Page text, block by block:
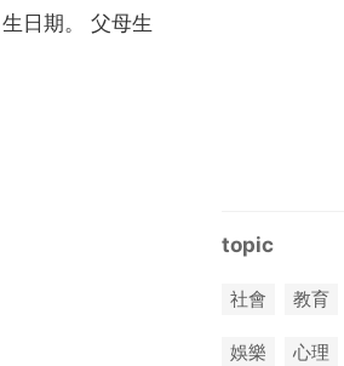
日期。 父母生
topic
社會 教育
娛樂 心理